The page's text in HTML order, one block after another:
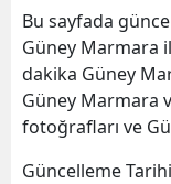
Bu sayfada
Güney Marmara
dakika Güney
Güney Marmara
fotoğrafları ve
Güncelleme